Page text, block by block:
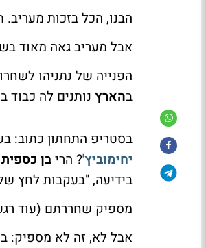
הבנו, הכל בזכות מעריב.
אבל מעריב גאה מאוד בשעריו אלו, ובע' 3 מובאים (רק)
הפנייה של נתניהו
בהארץ נותנים לה
בסטריפ התחתון כתוב:
יחימוביץ'? הריבן כספית
בידיעה, "בעקבות לחץ
מספיק שחררתם (עוד